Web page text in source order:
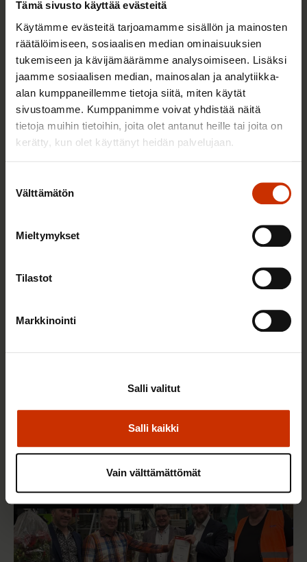
Tämä sivusto käyttää evästeitä
Käytämme evästeitä tarjoamamme sisällön ja mainosten
räätälöimiseen, sosiaalisen median ominaisuuksien
tukemiseen ja kävijämäärämme analysoimiseen. Lisäksi
jaamme sosiaalisen median, mainosalan ja analytiikka-
alan kumppaneillemme tietoja siitä, miten käytät
sivustoamme. Kumppanimme voivat yhdistää näitä
tietoja muihin tietoihin, joita olet antanut heille tai joita on
kerätty, kun olet käyttänyt heidän palvelujaan.
valinta
Välttämätön
Mieltymykset
Tilastot
Markkinointi
Salli kaikki
Salli valitut
Vain välttämättömät
Työmarkkinakeskusjärjestöt: Tuottava ja
TERVE JA HYVÄ TYÖELÄMÄ